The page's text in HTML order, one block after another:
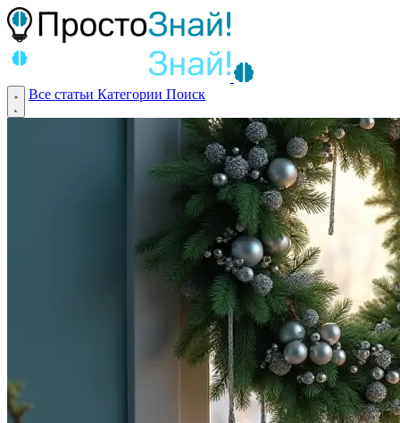
Все статьи Категории Поиск